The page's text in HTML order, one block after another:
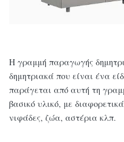
Η γραμμή παραγωγής
δημητριακά που είναι ένα
παράγεται από αυτή τη
βασικό υλικό, με
νιφάδες, ζώα, αστέρια κλπ.